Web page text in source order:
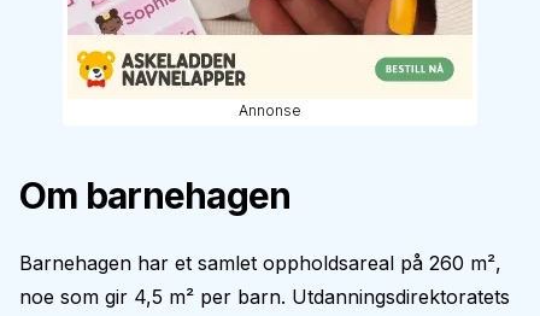
Annonse
Om barnehagen
Barnehagen har et samlet oppholdsareal på 260 m²,
noe som gir 4,5 m² per barn. Utdanningsdirektoratets